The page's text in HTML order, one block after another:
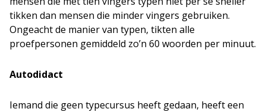
tikken dan mensen die minder vingers gebruiken.
Ongeacht de manier van typen, tikten alle
proefpersonen gemiddeld zo’n 60 woorden per minuut.
Autodidact
Iemand die geen typecursus heeft gedaan, heeft een